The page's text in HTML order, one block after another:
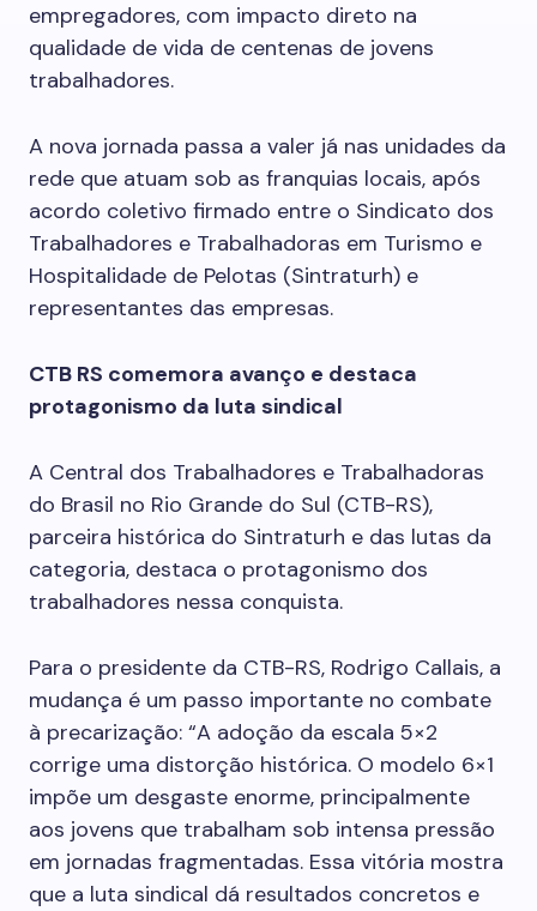
empregadores, com impacto direto na
qualidade de vida de centenas de jovens
trabalhadores.
A nova jornada passa a valer já nas unidades da
rede que atuam sob as franquias locais, após
acordo coletivo firmado entre o Sindicato dos
Trabalhadores e Trabalhadoras em Turismo e
Hospitalidade de Pelotas (Sintraturh) e
representantes das empresas.
CTB RS comemora avanço e destaca
protagonismo da luta sindical
A Central dos Trabalhadores e Trabalhadoras
do Brasil no Rio Grande do Sul (CTB-RS),
parceira histórica do Sintraturh e das lutas da
categoria, destaca o protagonismo dos
trabalhadores nessa conquista.
Para o presidente da CTB-RS, Rodrigo Callais, a
mudança é um passo importante no combate
à precarização: “A adoção da escala 5×2
corrige uma distorção histórica. O modelo 6×1
impõe um desgaste enorme, principalmente
aos jovens que trabalham sob intensa pressão
em jornadas fragmentadas. Essa vitória mostra
que a luta sindical dá resultados concretos e